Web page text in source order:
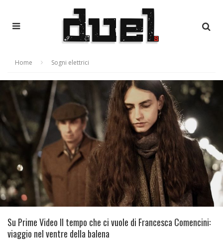
Home Sogni elettrici
Su Prime Video Il tempo che ci vuole di Francesca Comencini:
viaggio nel ventre della balena